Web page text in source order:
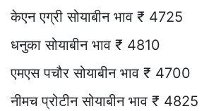
केएन एग्री सोयाबीन भाव ₹ 4725
धनुका सोयाबीन भाव ₹ 4810
एमएस पचौर सोयाबीन भाव ₹ 4700
नीमच प्रोटीन सोयाबीन भाव ₹ 4825